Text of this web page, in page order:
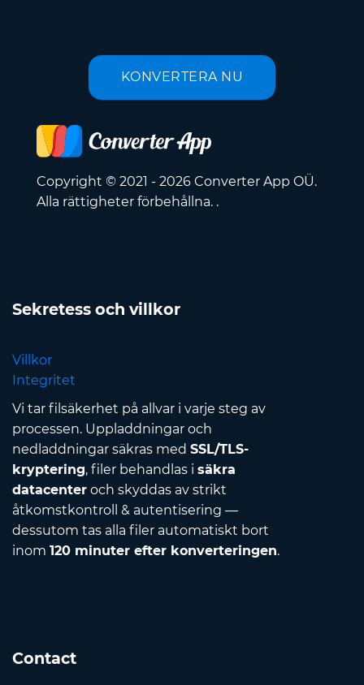
KONVERTERA NU
Copyright © 2021 - 2026 Converter App OÜ.
Alla rättigheter förbehållna. .
Sekretess och villkor
Villkor
Integritet
Vi tar filsäkerhet på allvar i varje steg av
processen. Uppladdningar och
nedladdningar säkras med SSL/TLS-
kryptering, filer behandlas i säkra
datacenter och skyddas av strikt
åtkomstkontroll & autentisering —
dessutom tas alla filer automatiskt bort
inom 120 minuter efter konverteringen.
Contact